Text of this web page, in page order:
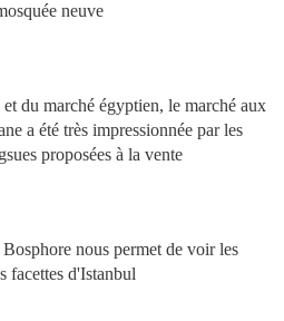
neuve
du marché égyptien, le marché aux
a été très impressionnée par les
proposées à la vente
nous permet de voir les
facettes d'Istanbul